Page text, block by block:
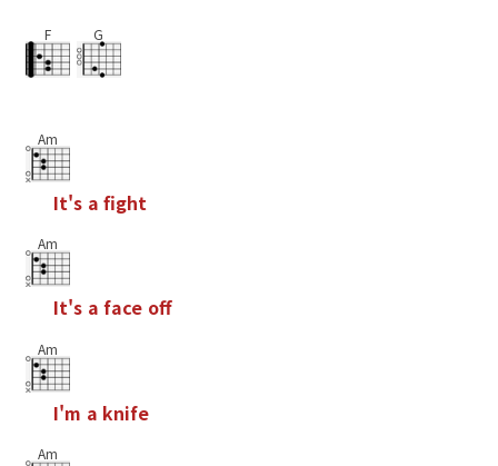
F G
Am
It's a fght
Am
It's a face of
Am
I'm a knife
Am